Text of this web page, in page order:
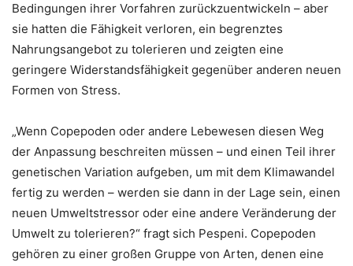
Bedingungen ihrer Vorfahren zurückzuentwickeln – aber
sie hatten die Fähigkeit verloren, ein begrenztes
Nahrungsangebot zu tolerieren und zeigten eine
geringere Widerstandsfähigkeit gegenüber anderen neuen
Formen von Stress.
„Wenn Copepoden oder andere Lebewesen diesen Weg
der Anpassung beschreiten müssen – und einen Teil ihrer
genetischen Variation aufgeben, um mit dem Klimawandel
fertig zu werden – werden sie dann in der Lage sein, einen
neuen Umweltstressor oder eine andere Veränderung der
Umwelt zu tolerieren?“ fragt sich Pespeni. Copepoden
gehören zu einer großen Gruppe von Arten, denen eine